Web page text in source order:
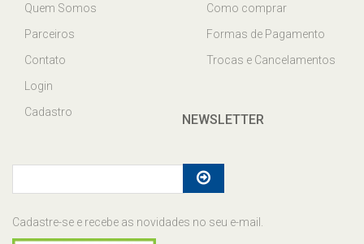
Quem Somos
Parceiros
Contato
Login
Cadastro
Como comprar
Formas de Pagamento
Trocas e Cancelamentos
NEWSLETTER
Cadastre-se e recebe as novidades no seu e-mail.